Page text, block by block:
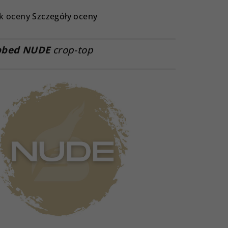
oceny Szczegóły oceny
NUDEcrop-top